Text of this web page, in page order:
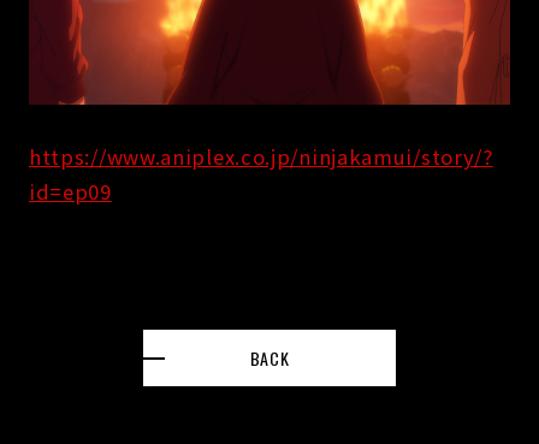
https://www.aniplex.co.jp/ninjakamui/story/?
id=ep09
BACK